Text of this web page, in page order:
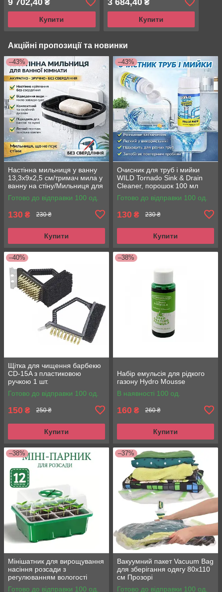
₴
Купити
Products, США
₴
Купити
Акційні пропозиції та новинки
–43%
Настінна мильниця у ванну
13,3х9х2,5 см/тримач мила у
ванну на стіну/Мильниця для
твердого мила
Готово до відправки 100 од.
130 ₴ 230 ₴
Купити
–43%
Очисник для труб і мийки
WILD Tornado Sink & Drain
Cleaner, порошок 100 мл
Готово до відправки 100 од.
130 ₴ 230 ₴
Купити
–40%
Щітка для чищення барбекю
CD-15A з пластиковою
ручкою 1 шт.
Готово до відправки 100 од.
150 ₴ 250 ₴
Купити
–38%
Набір емульсія для рідкого
газону Hydro Mousse
В наявності 100 од.
160 ₴ 260 ₴
Купити
–38%
Мінішатник для вирощування
насіння розсади з
регулюванням вологості
Готово до відправки 100 од.
–37%
Вакуумний пакет Vacuum Bag
для зберігання одягу 80x110
см Прозорі
Готово до відправки 100 од.